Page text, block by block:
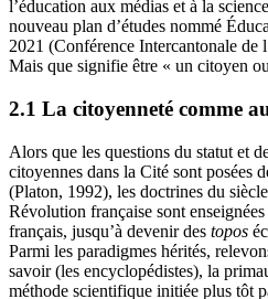
l’éducation aux médias et à la
nouveau plan d’études nommé
2021 (Conférence Intercantonale de
Mais que signifie être « un citoyen
2.1 La citoyenneté comme
Alors que les questions du statut et
citoyennes dans la Cité sont posées
(Platon, 1992), les doctrines du
Révolution française sont
français, jusqu’à devenir des topos
Parmi les paradigmes hérités,
savoir (les encyclopédistes), la
méthode scientifique initiée plus tôt